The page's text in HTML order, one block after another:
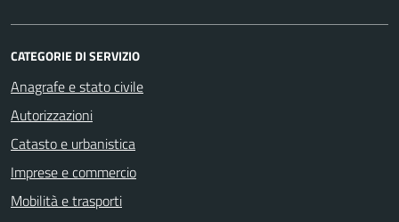
CATEGORIE DI SERVIZIO
Anagrafe e stato civile
Autorizzazioni
Catasto e urbanistica
Imprese e commercio
Mobilità e trasporti